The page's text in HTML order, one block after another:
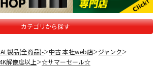
カテゴリから探す
製品(全商品)-＞中古 本社web店＞ジャンク＞
解像度以上＞☆サマーセール☆